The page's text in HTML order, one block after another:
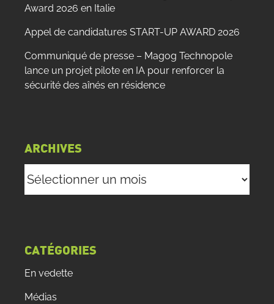
Award 2026 en Italie
Appel de candidatures START-UP AWARD 2026
Communiqué de presse – Magog Technopole
lance un projet pilote en IA pour renforcer la
sécurité des aînés en résidence
ARCHIVES
CATÉGORIES
En vedette
Médias